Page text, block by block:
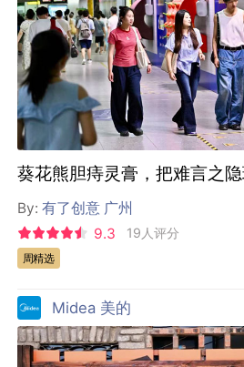
葵花熊胆痔灵膏，把难言之隐
By:有了创意 广州
9.3
19人评分
周精选
Midea 美的